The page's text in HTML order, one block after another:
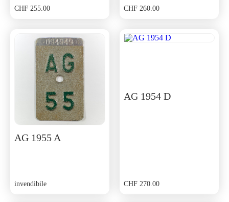
CHF 255.00 CHF 260.00
AG 1955 A
invendibile
AG 1954 D
CHF 270.00